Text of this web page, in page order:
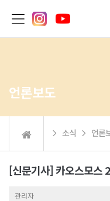
언론보도
 소식  언론
[신문기사] 카오스모스
관리자